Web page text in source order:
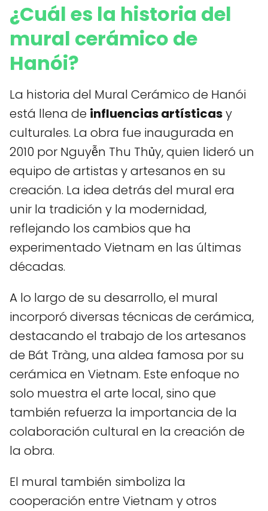
¿Cuál es la historia del
mural cerámico de
Hanói?
La historia del Mural Cerámico de Hanói
está llena de influencias artísticasy
culturales. La obra fue inaugurada en
2010 por Nguyễn Thu Thủy, quien lideró un
equipo de artistas y artesanos en su
creación. La idea detrás del mural era
unir la tradición y la modernidad,
reflejando los cambios que ha
experimentado Vietnam en las últimas
décadas.
A lo largo de su desarrollo, el mural
incorporó diversas técnicas de cerámica,
destacando el trabajo de los artesanos
de Bát Tràng, una aldea famosa por su
cerámica en Vietnam. Este enfoque no
solo muestra el arte local, sino que
también refuerza la importancia de la
colaboración cultural en la creación de
la obra.
El mural también simboliza la
cooperación entre Vietnam y otros